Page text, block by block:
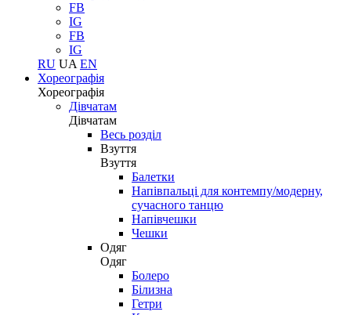
FB
IG
FB
IG
RU UA EN
Хореографія
Хореографія
Дівчатам
Дівчатам
Весь розділ
Взуття
Взуття
Балетки
Напівпальці для контемпу/модерну,
сучасного танцю
Напівчешки
Чешки
Одяг
Одяг
Болеро
Білизна
Гетри